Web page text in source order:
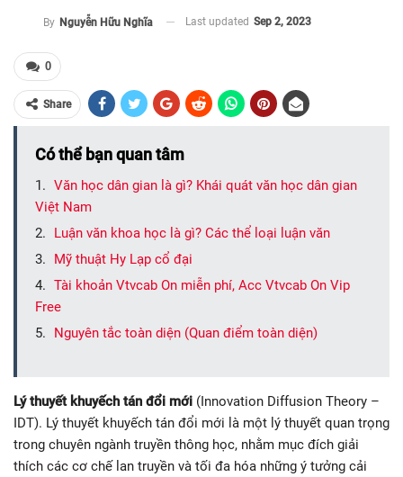
By Nguyễn Hữu Nghĩa Last updated Sep 2, 2023
0
Share
Có thể bạn quan tâm
Văn học dân gian là gì? Khái quát văn học dân gian
Việt Nam
Luận văn khoa học là gì? Các thể loại luận văn
Mỹ thuật Hy Lạp cổ đại
Tài khoản Vtvcab On miễn phí, Acc Vtvcab On Vip
Free
Nguyên tắc toàn diện (Quan điểm toàn diện)
Lý thuyết khuyếch tán đổi mới (Innovation Diffusion Theory –
IDT). Lý thuyết khuyếch tán đổi mới là một lý thuyết quan trọng
trong chuyên ngành truyền thông học, nhằm mục đích giải
thích các cơ chế lan truyền và tối đa hóa những ý tưởng cải